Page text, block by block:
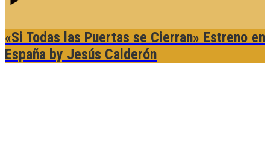
«Si Todas las Puertas se Cierran» Estreno en
España by Jesús Calderón